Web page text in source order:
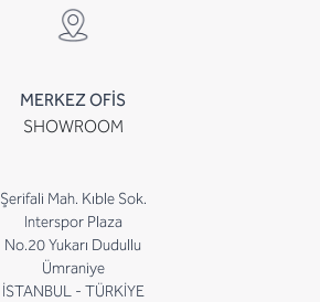
MERKEZ OFİS
SHOWROOM
Şerifali Mah. Kıble Sok.
Interspor Plaza
No.20 Yukarı Dudullu
Ümraniye
İSTANBUL - TÜRKİYE